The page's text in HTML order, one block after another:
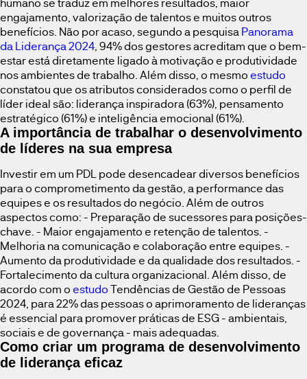
engajamento, valorização de talentos e muitos outros
benefícios. Não por acaso, segundo a pesquisa Panorama
da Liderança 2024 , 94% dos gestores acreditam que o bem-
estar está diretamente ligado à motivação e produtividade
nos ambientes de trabalho. Além disso, o mesmo estudo
constatou que os atributos considerados como o perfil de
líder ideal são: liderança inspiradora (63%), pensamento
estratégico (61%) e inteligência emocional (61%).
A importância de trabalhar o desenvolvimento
de líderes na sua empresa
Investir em um PDL pode desencadear diversos benefícios
para o comprometimento da gestão, a performance das
equipes e os resultados do negócio. Além de outros
aspectos como: - Preparação de sucessores para posições-
chave. - Maior engajamento e retenção de talentos. -
Melhoria na comunicação e colaboração entre equipes. -
Aumento da produtividade e da qualidade dos resultados. -
Fortalecimento da cultura organizacional. Além disso, de
acordo com o estudoTendências de Gestão de Pessoas
2024, para 22% das pessoas o aprimoramento de lideranças
é essencial para promover práticas de ESG - ambientais,
sociais e de governança - mais adequadas.
Como criar um programa de desenvolvimento
de liderança eficaz